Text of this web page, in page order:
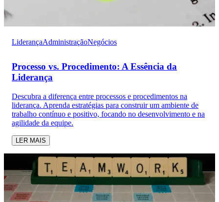
LiderançaAdministraçãoNegócios
Processo vs. Procedimento: A Essência da
Liderança
Descubra a diferença entre processos e procedimentos na
liderança. Aprenda estratégias para construir um ambiente de
trabalho contínuo e positivo, focando no desenvolvimento e na
agilidade da equipe.
LER MAIS